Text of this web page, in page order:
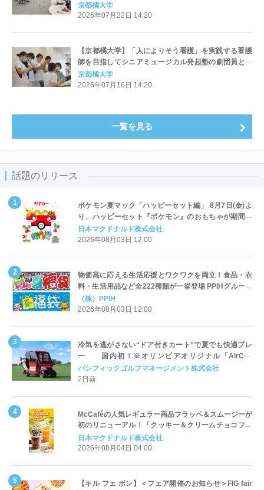
京都橘大学
2026年07月22日 14:20
【京都橘大学】「人によりそう看護」を実践する看護
師を目指してシニアミュージカル発起塾の劇団員と連
携した現場演習を実施
京都橘大学
2026年07月16日 14:20
一覧を見る
話題のリリース
ポケモン夏マック「ハッピーセット編」 8月7日(金)よ
り、ハッピーセット『ポケモン』のおもちゃが期間限
定登場
日本マクドナルド株式会社
2026年08月03日 12:00
物価高に応える生活応援とワクワクを両立！食品・衣
料・生活用品など全222種類が一挙登場 PPIHグループ
「夏福袋」＆セール 8月6日(木)より順次スタート
（株）PPIH
2026年08月03日 12:00
冷気を逃がさない“ドア付きカート”で夏でも快適プレ
ー 国内初！※オリンピアオリジナル「AirCon
Cart（エアコンカート）」導入 | ＰＧＭ
パシフィックゴルフマネージメント株式会社
2日前
McCaféの人気レギュラー商品フラッペ＆スムージーが
初のリニューアル！「クッキー＆クリームチョコフラ
ッペ」「マンゴースムージー」8月5日（水）から販売
開始
日本マクドナルド株式会社
2026年08月04日 04:00
【キル フェ ボン】＜フェア開催のお知らせ＞FIG fair